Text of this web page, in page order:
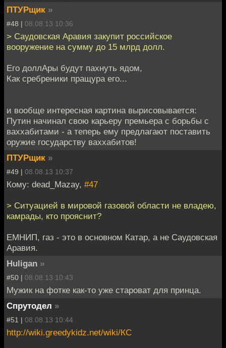
ПТУРщик »
#48 | 08.08.13 10:36
> Саудовская Аравия закупит российское
вооружение на сумму до 15 млрд долл.
Его доллАры будут пахнуть ядом,
Как сребреники пращура его...
и вообще интересная картина вырисовывается:
Путин начинал свою карьеру премьера с борьбы с
ваххабитами - а теперь ему предлагают поставить
оружие государству ваххабитов!
ПТУРщик »
#49 | 08.08.13 10:37
Кому: dead_Mazay, #47
> Ситуацией в мировой газовой области не владею,
камрады, кто прояснит?
ЕМНИП, газ - это в основном Катар, а не Саудовская
Аравия.
Huligan »
#50 | 08.08.13 10:43
Мужик на фотке как-то уже староват для принца.
Спрутодел »
#51 | 08.08.13 10:44
http://wiki.greedykidz.net/wiki/КС